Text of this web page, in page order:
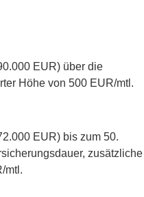
EUR) über die
Höhe von 500 EUR/mtl.
EUR) bis zum 50.
zusätzliche
mtl.